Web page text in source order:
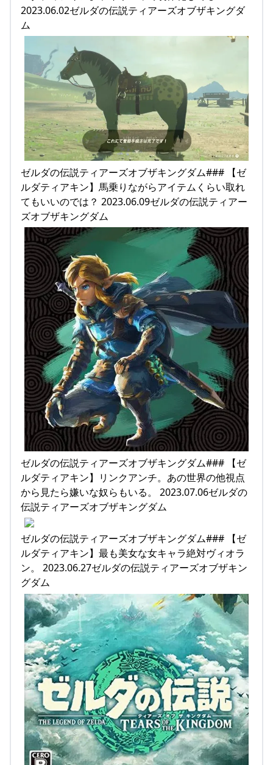
2023.06.02ゼルダの伝説ティアーズオブザキングダ
ム
ゼルダの伝説ティアーズオブザキングダム### 【ゼ
ルダティアキン】馬乗りながらアイテムくらい取れ
てもいいのでは？ 2023.06.09ゼルダの伝説ティアー
ズオブザキングダム
ゼルダの伝説ティアーズオブザキングダム### 【ゼ
ルダティアキン】リンクアンチ。あの世界の他視点
から見たら嫌いな奴らもいる。 2023.07.06ゼルダの
伝説ティアーズオブザキングダム
ゼルダの伝説ティアーズオブザキングダム### 【ゼ
ルダティアキン】最も美女な女キャラ絶対ヴィオラ
ン。 2023.06.27ゼルダの伝説ティアーズオブザキン
グダム